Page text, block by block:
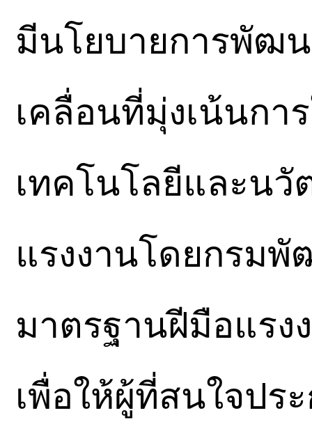
มีนโยบายการพัฒ
เคลื่อนที่มุ่งเน้นกา
เทคโนโลยีและนวั
แรงงานโดยกรม
มาตรฐานฝีมือแรง
เพื่อให้ผู้ที่สนใจปร